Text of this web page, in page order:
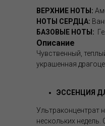
ВЕРХНИЕ НОТЫ:
НОТЫ СЕРДЦА:
БАЗОВЫЕ НОТЫ:
Описание
Чувственный,
украшенная
ЭССЕНЦИЯ
Ультраконцентрат
нескольких